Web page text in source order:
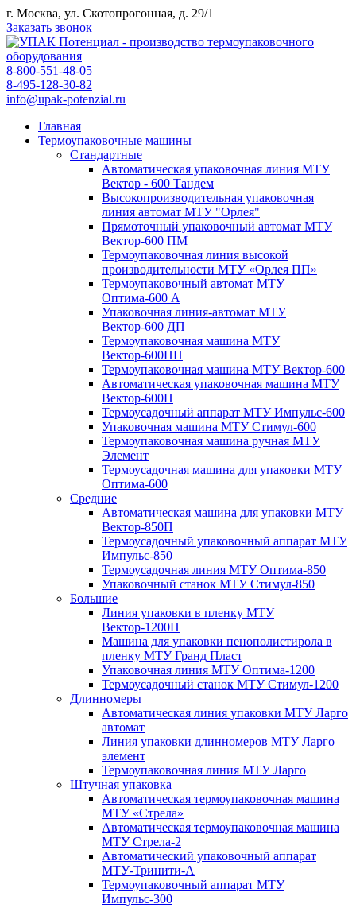
г. Москва, ул. Скотопрогонная, д. 29/1
Заказать звонок
8-800-551-48-05
8-495-128-30-82
info@upak-potenzial.ru
Главная
Термоупаковочные машины
Стандартные
Автоматическая упаковочная линия МТУ
Вектор - 600 Тандем
Высокопроизводительная упаковочная
линия автомат МТУ "Орлея"
Прямоточный упаковочный автомат МТУ
Вектор-600 ПМ
Термоупаковочная линия высокой
производительности МТУ «Орлея ПП»
Термоупаковочный автомат МТУ
Оптима-600 А
Упаковочная линия-автомат МТУ
Вектор-600 ДП
Термоупаковочная машина МТУ
Вектор-600ПП
Термоупаковочная машина МТУ Вектор-600
Автоматическая упаковочная машина МТУ
Вектор-600П
Термоусадочный аппарат МТУ Импульс-600
Упаковочная машина МТУ Стимул-600
Термоупаковочная машина ручная МТУ
Элемент
Термоусадочная машина для упаковки МТУ
Оптима-600
Средние
Автоматическая машина для упаковки МТУ
Вектор-850П
Термоусадочный упаковочный аппарат МТУ
Импульс-850
Термоусадочная линия МТУ Оптима-850
Упаковочный станок МТУ Стимул-850
Большие
Линия упаковки в пленку МТУ
Вектор-1200П
Машина для упаковки пенополистирола в
пленку МТУ Гранд Пласт
Упаковочная линия МТУ Оптима-1200
Термоусадочный станок МТУ Стимул-1200
Длинномеры
Автоматическая линия упаковки МТУ Ларго
автомат
Линия упаковки длинномеров МТУ Ларго
элемент
Термоупаковочная линия МТУ Ларго
Штучная упаковка
Автоматическая термоупаковочная машина
МТУ «Стрела»
Автоматическая термоупаковочная машина
МТУ Стрела-2
Автоматический упаковочный аппарат
МТУ-Тринити-А
Термоупаковочный аппарат МТУ
Импульс-300